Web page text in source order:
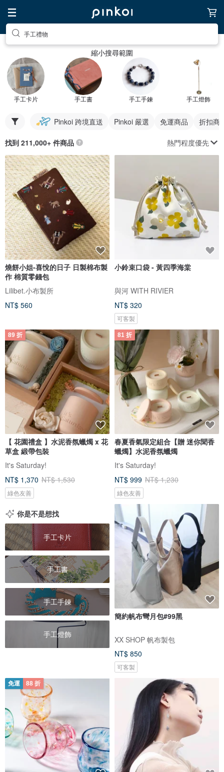
手工禮物
縮小搜尋範圍
手工卡片 手工書 手工手鍊 手工燈飾
Pinkoi 跨境直送 Pinkoi 嚴選 免運商品 折扣商
找到 211,000+ 件商品 熱門程度優先
燒餅小姐-喜悅的日子 日製棉布製
作 棉質零錢包
Lilibet.小布製所
NT$ 560
小鈴束口袋 - 黃四季海棠
與河 WITH RIVIER
NT$ 320
可客製
89 折
【 花園禮盒 】水泥香氛蠟燭 x 花
草盒 緞帶包裝
It's Saturday!
NT$ 1,370 NT$ 1,530
綠色友善
81 折
春夏香氣限定組合【贈 迷你聞香
蠟燭】水泥香氛蠟燭
It's Saturday!
NT$ 999 NT$ 1,230
綠色友善
你是不是想找
手工卡片
手工書
手工手鍊
手工燈飾
簡約帆布彎月包#99黑
XX SHOP 帆布製包
NT$ 850
可客製
免運 88 折